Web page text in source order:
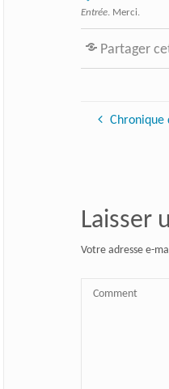
Entrée. Merci.
Partager
Chronique
Laisser
Votre adresse e-